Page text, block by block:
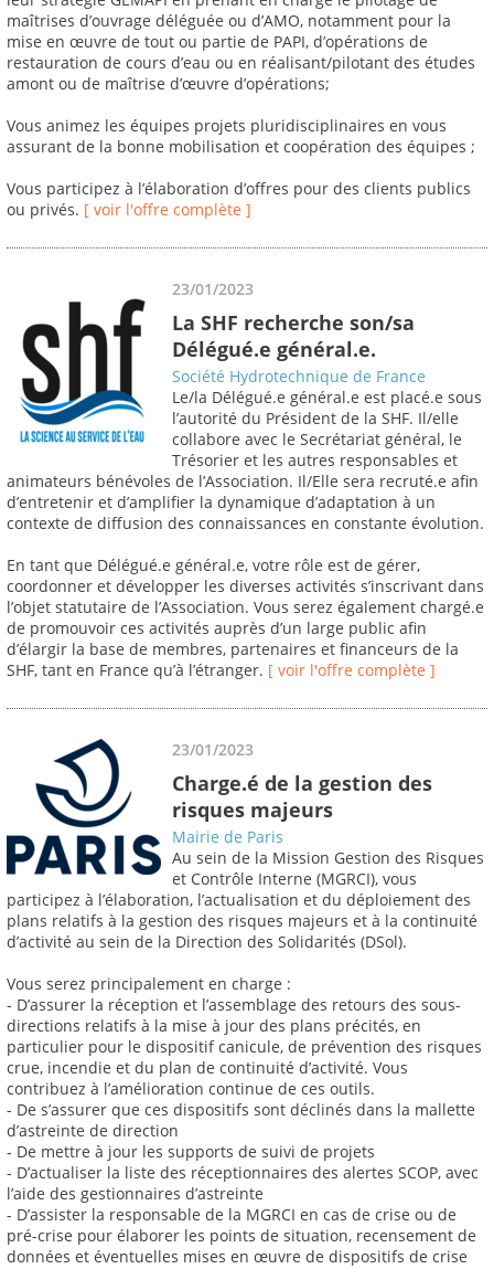
maîtrises d’ouvrage déléguée ou d’AMO, notamment pour la
mise en œuvre de tout ou partie de PAPI, d’opérations de
restauration de cours d’eau ou en réalisant/pilotant des études
amont ou de maîtrise d’œuvre d’opérations;
Vous animez les équipes projets pluridisciplinaires en vous
assurant de la bonne mobilisation et coopération des équipes ;
Vous participez à l’élaboration d’offres pour des clients publics
ou privés. [ voir l'offre complète ]
23/01/2023
La SHF recherche son/sa
Délégué.e général.e.
Société Hydrotechnique de France
Le/la Délégué.e général.e est placé.e sous
l’autorité du Président de la SHF. Il/elle
collabore avec le Secrétariat général, le
Trésorier et les autres responsables et
animateurs bénévoles de l’Association. Il/Elle sera recruté.e afin
d’entretenir et d’amplifier la dynamique d’adaptation à un
contexte de diffusion des connaissances en constante évolution.
En tant que Délégué.e général.e, votre rôle est de gérer,
coordonner et développer les diverses activités s’inscrivant dans
l’objet statutaire de l’Association. Vous serez également chargé.e
de promouvoir ces activités auprès d’un large public afin
d’élargir la base de membres, partenaires et financeurs de la
SHF, tant en France qu’à l’étranger. [ voir l'offre complète ]
23/01/2023
Charge.é de la gestion des
risques majeurs
Mairie de Paris
Au sein de la Mission Gestion des Risques
et Contrôle Interne (MGRCI), vous
participez à l’élaboration, l’actualisation et du déploiement des
plans relatifs à la gestion des risques majeurs et à la continuité
d’activité au sein de la Direction des Solidarités (DSol).
Vous serez principalement en charge :
- D’assurer la réception et l’assemblage des retours des sous-
directions relatifs à la mise à jour des plans précités, en
particulier pour le dispositif canicule, de prévention des risques
crue, incendie et du plan de continuité d’activité. Vous
contribuez à l’amélioration continue de ces outils.
- De s’assurer que ces dispositifs sont déclinés dans la mallette
d’astreinte de direction
- De mettre à jour les supports de suivi de projets
- D’actualiser la liste des réceptionnaires des alertes SCOP, avec
l’aide des gestionnaires d’astreinte
- D’assister la responsable de la MGRCI en cas de crise ou de
pré-crise pour élaborer les points de situation, recensement de
données et éventuelles mises en œuvre de dispositifs de crise